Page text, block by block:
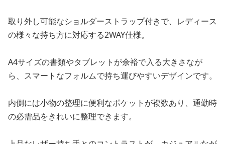
取り外し可能なショルダーストラップ付きで、レディース
の様々な持ち方に対応する2WAY仕様。
A4サイズの書類やタブレットが余裕で入る大きさなが
ら、スマートなフォルムで持ち運びやすいデザインです。
内側には小物の整理に便利なポケットが複数あり、通勤時
の必需品をきれいに整理できます。